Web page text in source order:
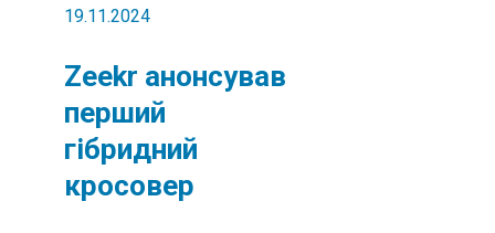
19.11.2024
Zeekr анонсував
перший
гібридний
кросовер